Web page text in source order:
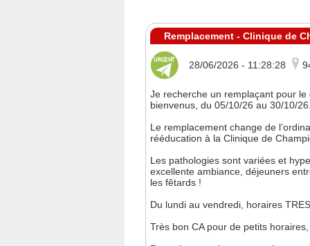
Remplacement - Clinique de
28/06/2026 - 11:28:28
Je recherche un remplaçant pour
bienvenus, du 05/10/26 au 30/10/
Le remplacement change de
rééducation à la Clinique de
Les pathologies sont variées et
excellente ambiance, déjeuners
les fêtards !
Du lundi au vendredi, horaires
Très bon CA pour de petits